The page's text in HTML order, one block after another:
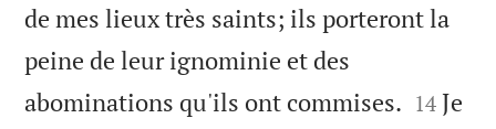
de mes lieux très saints; ils porteront la
peine de leur ignominie et des
abominations qu'ils ont commises. 

14 Je